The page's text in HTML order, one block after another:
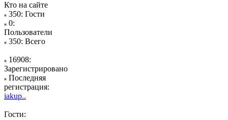
Кто на сайте
350: Гости
0:
Пользователи
350: Всего
16908:
Зарегистрировано
Последняя
регистрация:
iakup..
Гости: